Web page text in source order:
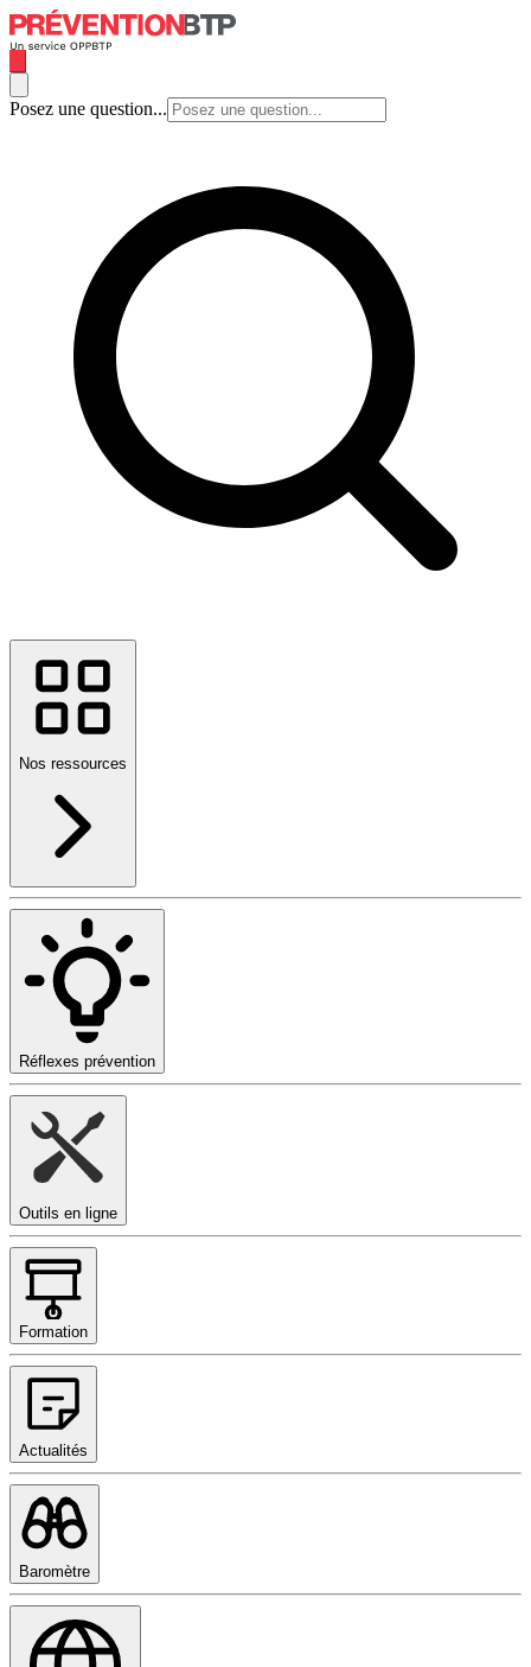
Posez une question...
Nos ressources
Réflexes prévention
Outils en ligne
Formation
Actualités
Baromètre